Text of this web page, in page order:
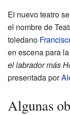
El nuevo teatro
el nombre de
toledano
en escena para
el labrador más
presentada por
Algunas